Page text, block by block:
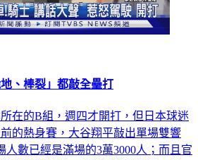
、棒裂」都敲全壘打
在的B組，週四才開打，但日本球迷
的熱身賽，大谷翔平敲出單場雙響
人數已經是滿場的3萬3000人；而且官